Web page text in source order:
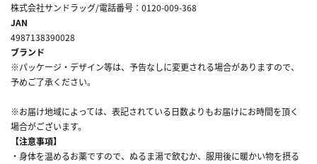
株式会社サンドラッグ/電話番号：0120-009-368
JAN
4987138390028
ブランド
※パッケージ・デザイン等は、予告なしに変更される場合がありますので、
予めご了承ください。
※お届け地域によっては、表記されている日数よりもお届けにお時間を頂く
場合がございます。
【注意事項】
・身体を温めるお薬ですので、ぬるま湯で飲むか、服用後に暖かい物を摂る